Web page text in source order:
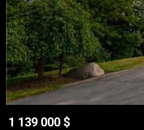
1 139 000 $